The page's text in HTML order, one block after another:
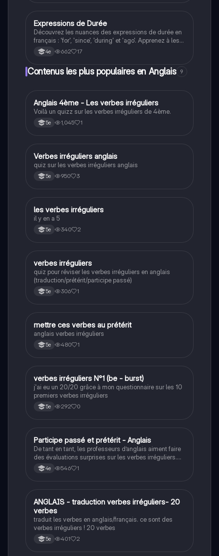
Anglais
Expressions de Durée
Découvrez les nuances des expressions de durée en
français : 'for', 'since', 'during' et 'ago'. Apprenez à les
utiliser correctement dans des phrases et à répondre
aux questions de temps. Ce résumé couvre les points
grammaire française.
4e 662 17
Contenus les plus populaires en Anglais 9
AAnglais
Anglais 4ème - Les verbes irréguliers
Voilà un quizz sur les verbes irréguliers de 4ème.
5e 1,045 1
VAnglais
Verbes irréguliers anglais
quiz sur les verbes irréguliers anglais
5e 950 3
LAnglais
les verbes irréguliers
il y en a 5
5e 340 2
VAnglais
verbes irréguliers
quiz pour réviser les verbes irréguliers en anglais
(traduction/prétérit/participe passé)
5e 306 1
MAnglais
mettre ces verbes au prétérit
anglais verbes irréguliers
5e 480 1
VAnglais
verbes irréguliers N°1 (be - burst)
j'ai eu un 20/20 grâce à mon questionnaire sur les 10
premiers verbes irréguliers
5e 292 0
PAnglais
Participe passé et prétérit - Anglais
De tant en tant, les professeurs d’anglais aiment faire
des évaluations surprises sur les verbes irréguliers.
Ce quiz va vous aidez à réviser quelques verbes
irréguliers.
4e 546 1
AAnglais
ANGLAIS - traduction verbes irréguliers- 20
verbes
traduit les verbes en anglais/français. ce sont des
verbes irréguliers ! 20 verbes
5e 401 2